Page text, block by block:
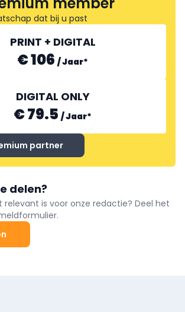
dat bij u past
PRINT + DIGITAL
€ 106 /Jaar*
DIGITAL ONLY
€ 79.5 /Jaar*
partner
delen?
relevant is voor onze redactie? Deel het